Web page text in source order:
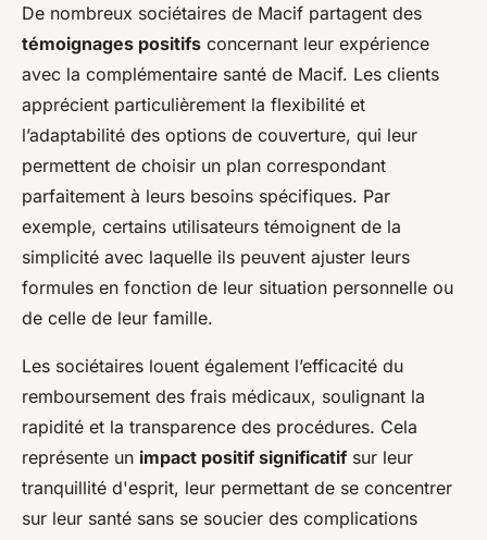
De nombreux sociétaires de Macif partagent des
témoignages positifs concernant leur expérience
avec la complémentaire santé de Macif. Les clients
apprécient particulièrement la flexibilité et
l’adaptabilité des options de couverture, qui leur
permettent de choisir un plan correspondant
parfaitement à leurs besoins spécifiques. Par
exemple, certains utilisateurs témoignent de la
simplicité avec laquelle ils peuvent ajuster leurs
formules en fonction de leur situation personnelle ou
de celle de leur famille.
Les sociétaires louent également l’efficacité du
remboursement des frais médicaux, soulignant la
rapidité et la transparence des procédures. Cela
représente un impact positif significatif sur leur
tranquillité d'esprit, leur permettant de se concentrer
sur leur santé sans se soucier des complications